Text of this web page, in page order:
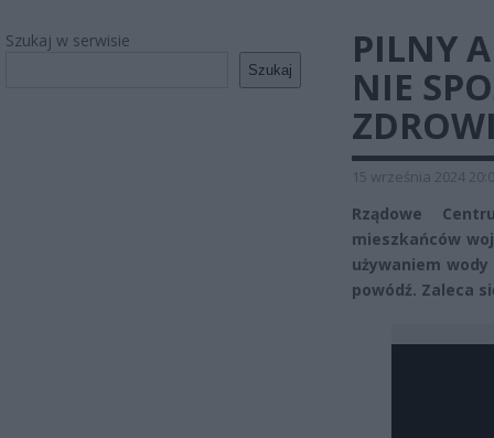
Szukaj w serwisie
Szukaj
PILNY
NIE
15 września 2024
Rządowe
mieszkańców
używaniem
powódź. Zaleca